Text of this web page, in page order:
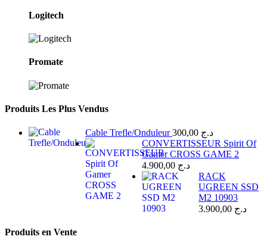
Logitech
Promate
Produits Les Plus Vendus
Cable Trefle/Onduleur د.ج
CONVERTISSEUR Spirit Of
Gamer CROSS GAME 2
د.ج
RACK
UGREEN SSD
M2 10903
د.ج
Produits en Vente